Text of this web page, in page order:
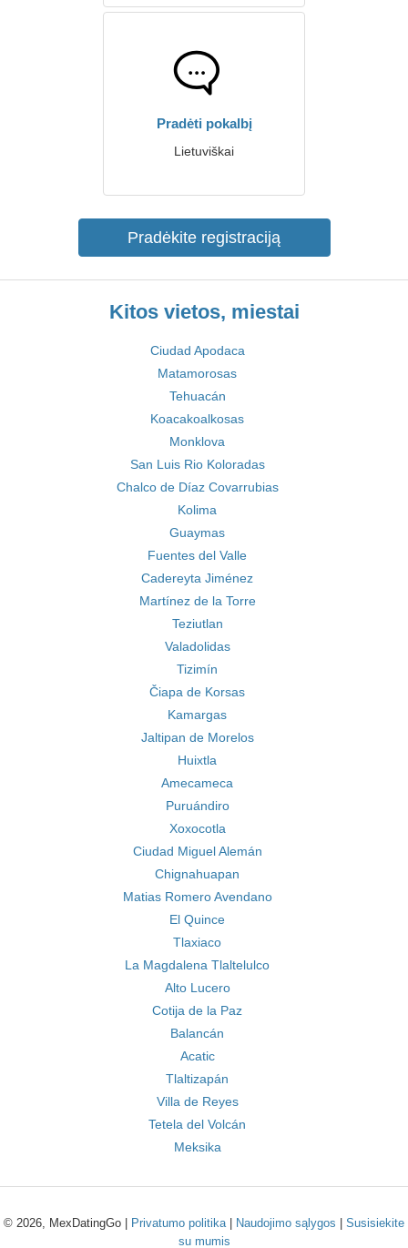
Pradėti pokalbį
Lietuviškai
Pradėkite registraciją
Kitos vietos, miestai
Ciudad Apodaca
Matamorosas
Tehuacán
Koacakoalkosas
Monklova
San Luis Rio Koloradas
Chalco de Díaz Covarrubias
Kolima
Guaymas
Fuentes del Valle
Cadereyta Jiménez
Martínez de la Torre
Teziutlan
Valadolidas
Tizimín
Čiapa de Korsas
Kamargas
Jaltipan de Morelos
Huixtla
Amecameca
Puruándiro
Xoxocotla
Ciudad Miguel Alemán
Chignahuapan
Matias Romero Avendano
El Quince
Tlaxiaco
La Magdalena Tlaltelulco
Alto Lucero
Cotija de la Paz
Balancán
Acatic
Tlaltizapán
Villa de Reyes
Tetela del Volcán
Meksika
© 2026, MexDatingGo | Privatumo politika| Naudojimo sąlygos
Susisiekite
su mumis